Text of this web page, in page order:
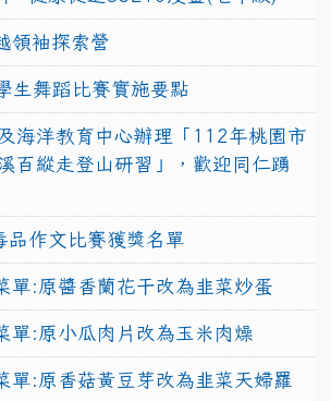
領袖探索營
生舞蹈比賽實施要點
海洋教育中心辦理「112年桃園市
百縱走登山研習」，歡迎同仁踴
品作文比賽獲獎名單
單:原醬香蘭花干改為韭菜炒蛋
單:原小瓜肉片改為玉米肉燥
單:原香菇黃豆芽改為韭菜天婦羅